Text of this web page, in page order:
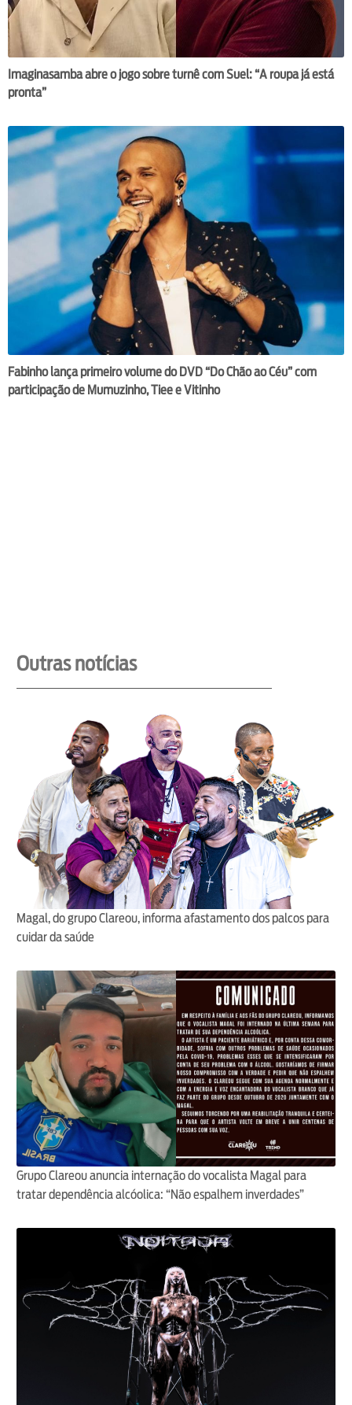
Imaginasamba abre o jogo sobre turnê com Suel: “A roupa já está
pronta”
Fabinho lança primeiro volume do DVD “Do Chão ao Céu” com
participação de Mumuzinho, Tiee e Vitinho
Outras notícias
Magal, do grupo Clareou, informa afastamento dos palcos para
cuidar da saúde
Grupo Clareou anuncia internação do vocalista Magal para
tratar dependência alcóolica: “Não espalhem inverdades”